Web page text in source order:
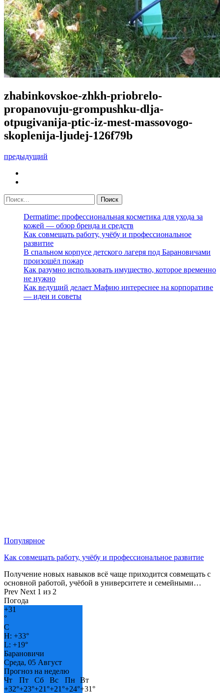
zhabinkovskoe-zhkh-priobrelo-
propanovuju-grompushku-dlja-
otpugivanija-ptic-iz-mest-massovogo-
skoplenija-ljudej-126f79b
предыдущий
Dermatime: профессиональная косметика для ухода за
кожей — обзор бренда и средств
Как совмещать работу, учёбу и профессиональное
развитие
В спальном корпусе детского лагеря под Барановичами
произошёл пожар
Как разумно использовать имущество, которое временно
не нужно
Как ведущий делает Мафию интереснее на корпоративе
— идеи и советы
Популярное
Как совмещать работу, учёбу и профессиональное развитие
Получение новых навыков всё чаще приходится совмещать с
основной работой, учёбой в университете и семейными…
Prev Next 1 из 2
Погода
+31
°
C
H: +33°
L: +19°
Барановичи
Среда, 05 Август
Прогноз на неделю
Чт
Пт Сб Вс Пн
Вт
+32°+23°+21°+21°+24°+31°